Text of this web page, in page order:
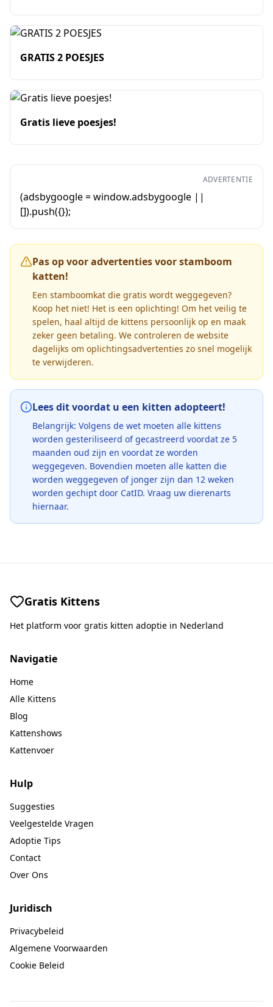
GRATIS 2 POESJES
Gratis lieve poesjes!
ADVERTENTIE
(adsbygoogle = window.adsbygoogle ||
[]).push({});
Pas op voor advertenties voor stamboom
katten!
Een stamboomkat die gratis wordt weggegeven?
Koop het niet! Het is een oplichting! Om het veilig te
spelen, haal altijd de kittens persoonlijk op en maak
zeker geen betaling. We controleren de website
dagelijks om oplichtingsadvertenties zo snel mogelijk
te verwijderen.
Lees dit voordat u een kitten adopteert!
Belangrijk: Volgens de wet moeten alle kittens
worden gesteriliseerd of gecastreerd voordat ze 5
maanden oud zijn en voordat ze worden
weggegeven. Bovendien moeten alle katten die
worden weggegeven of jonger zijn dan 12 weken
worden gechipt door CatID. Vraag uw dierenarts
hiernaar.
Gratis Kittens
Het platform voor gratis kitten adoptie in Nederland
Navigatie
Home
Alle Kittens
Blog
Kattenshows
Kattenvoer
Hulp
Suggesties
Veelgestelde Vragen
Adoptie Tips
Contact
Over Ons
Juridisch
Privacybeleid
Algemene Voorwaarden
Cookie Beleid